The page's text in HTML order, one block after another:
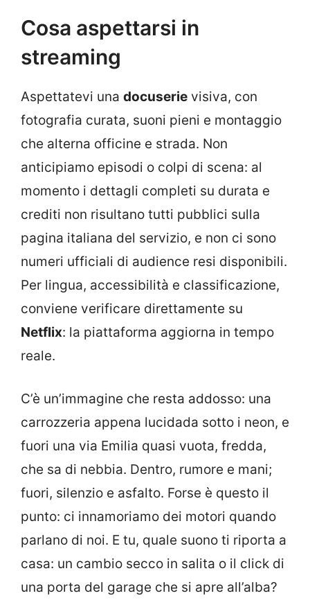
Cosa aspettarsi in
streaming
Aspettatevi una docuserie visiva, con
fotografia curata, suoni pieni e montaggio
che alterna officine e strada. Non
anticipiamo episodi o colpi di scena: al
momento i dettagli completi su durata e
crediti non risultano tutti pubblici sulla
pagina italiana del servizio, e non ci sono
numeri ufficiali di audience resi disponibili.
Per lingua, accessibilità e classificazione,
conviene verificare direttamente su
Netflix: la piattaforma aggiorna in tempo
reale.
C’è un’immagine che resta addosso: una
carrozzeria appena lucidada sotto i neon, e
fuori una via Emilia quasi vuota, fredda,
che sa di nebbia. Dentro, rumore e mani;
fuori, silenzio e asfalto. Forse è questo il
punto: ci innamoriamo dei motori quando
parlano di noi. E tu, quale suono ti riporta a
casa: un cambio secco in salita o il click di
una porta del garage che si apre all’alba?